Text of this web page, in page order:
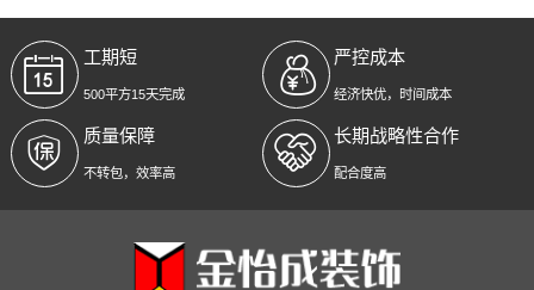
工期短
500平方15天完成
严控成本
经济快优，时间成本
质量保障
不转包，效率高
长期战略性合作
配合度高